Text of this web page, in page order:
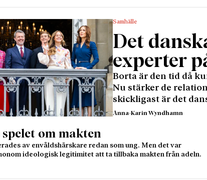
Samhälle
Det
experter
Borta är den tid då
Nu stärker de
skickligast är det
Anna-Karin Wyndhamn
om makten
av envåldshärskare redan som ung. Men det var
ideologisk legitimitet att ta tillbaka makten från adeln.